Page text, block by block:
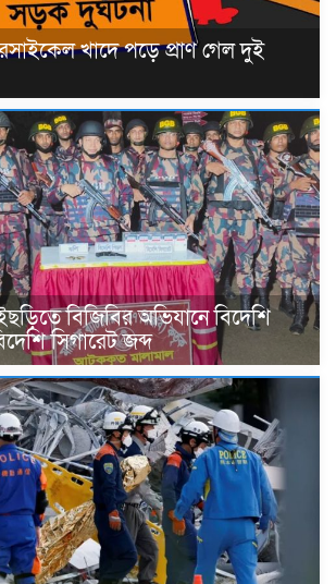
খাদে পড়ে প্রাণ গেল দুই
বিজিবির অভিযানে বিদেশি
সিগারেট জব্দ